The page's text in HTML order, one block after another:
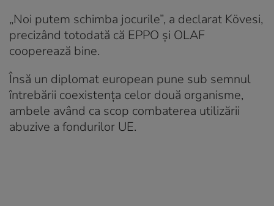
„Noi putem schimba jocurile”, a declarat Kövesi,
precizând totodată că EPPO şi OLAF
cooperează bine.
Însă un diplomat european pune sub semnul
întrebării coexistenţa celor două organisme,
ambele având ca scop combaterea utilizării
abuzive a fondurilor UE.